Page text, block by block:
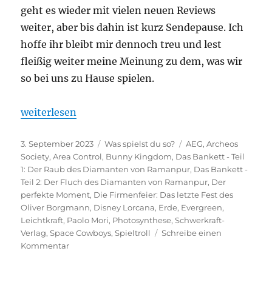
geht es wieder mit vielen neuen Reviews
weiter, aber bis dahin ist kurz Sendepause. Ich
hoffe ihr bleibt mir dennoch treu und lest
fleißig weiter meine Meinung zu dem, was wir
so bei uns zu Hause spielen.
„Was spielst du so? – August 2023“
weiterlesen
Veröffentlicht
am
3. September 2023 Kategorien
Was spielst du so? Schlagwörter
AEG,Archeos
Society,Area Control, Bunny Kingdom, Das Bankett - Teil
1: Der Raub des Diamanten von Ramanpur, Das Bankett -
Teil 2: Der Fluch des Diamanten von Ramanpur, Der
perfekte Moment, Die Firmenfeier: Das letzte Fest des
Oliver Borgmann, Disney Lorcana, Erde, Evergreen,
Leichtkraft, Paolo Mori, Photosynthese,Schwerkraft-
Verlag,Space Cowboys,Spieltroll
Schreibe einen
Kommentarzu